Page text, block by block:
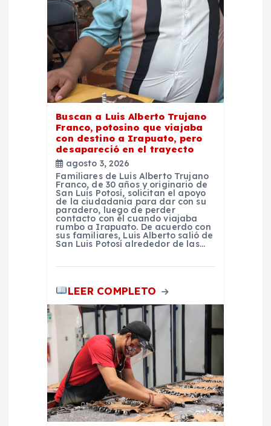
Buscan a Luis Alberto Trujano
Franco, potosino que viajaba
con destino a Irapuato, pero
desapareció en el trayecto
agosto 3, 2026
Familiares de Luis Alberto Trujano
Franco, de 30 años y originario de
San Luis Potosí, solicitan el apoyo
de la ciudadanía para dar con su
paradero, luego de perder
contacto con él cuando viajaba
rumbo a Irapuato. De acuerdo con
sus familiares, Luis Alberto salió de
San Luis Potosí alrededor de las…
LEER COMPLETO